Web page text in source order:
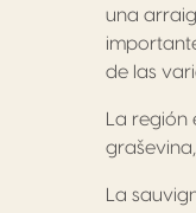
una
de las
La
La